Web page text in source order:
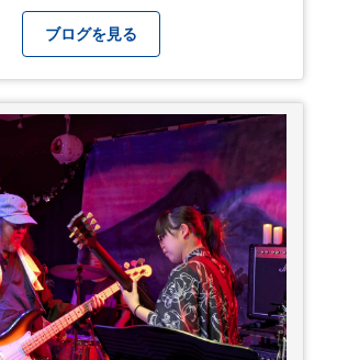
ブログを見る